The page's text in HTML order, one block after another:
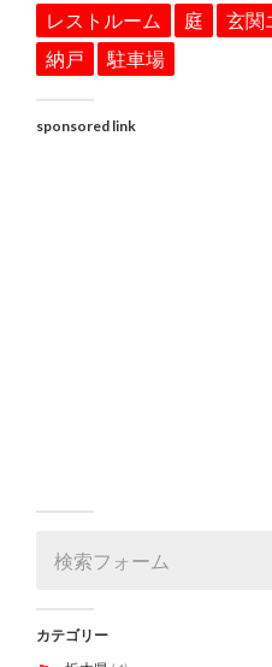
レストルーム
庭
玄関
納戸
駐車場
sponsored link
カテゴリー